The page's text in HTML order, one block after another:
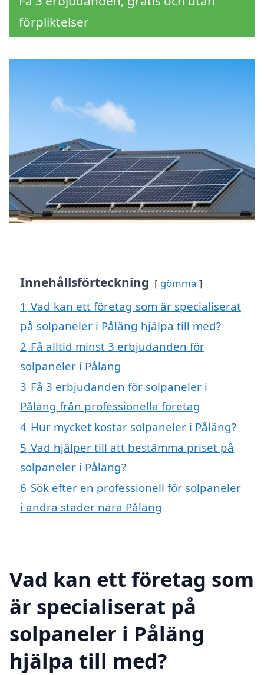
förpliktelser
Innehållsförteckning gömma
1 Vad kan ett företag som är specialiserat
på solpaneler i Påläng hjälpa till med?
2 Få alltid minst 3 erbjudanden för
solpaneler i Påläng
3 Få 3 erbjudanden för solpaneler i
Påläng från professionella företag
4 Hur mycket kostar solpaneler i Påläng?
5 Vad hjälper till att bestämma priset på
solpaneler i Påläng?
6 Sök efter en professionell för solpaneler
i andra städer nära Påläng
Vad kan ett företag som
är specialiserat på
solpaneler i Påläng
hjälpa till med?